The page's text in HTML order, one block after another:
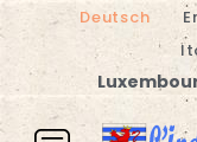
Deutsch